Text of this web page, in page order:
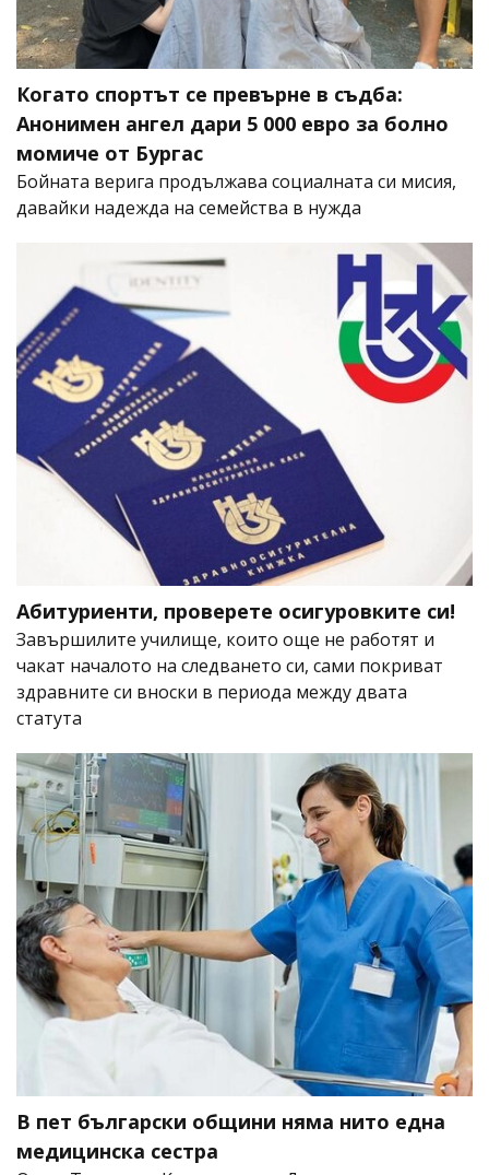
Когато спортът се превърне в съдба:
Анонимен ангел дари 5 000 евро за болно
момиче от Бургас
Бойната верига продължава социалната си мисия,
давайки надежда на семейства в нужда
Абитуриенти, проверете осигуровките си!
Завършилите училище, които още не работят и
чакат началото на следването си, сами покриват
здравните си вноски в периода между двата
статута
В пет български общини няма нито една
медицинска сестра